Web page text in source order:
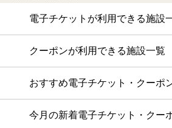
電子チケットが利用できる施設
クーポンが利用できる施設一覧
おすすめ電子チケット・クーポ
今月の新着電子チケット・クー